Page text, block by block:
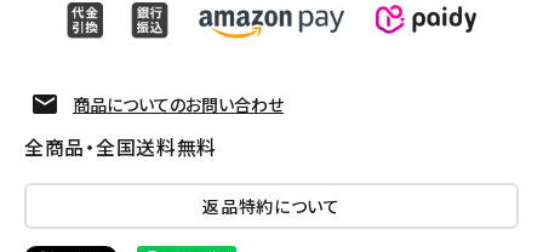
商品についてのお問い合わせ
全商品・全国送料無料
返品特約について